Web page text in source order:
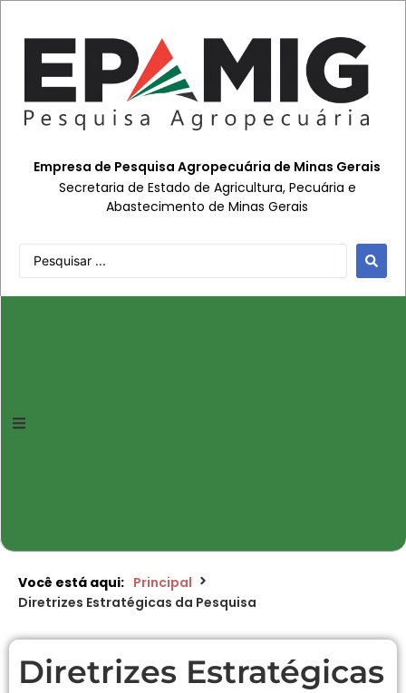
Empresa de Pesquisa Agropecuária de Minas Gerais
Secretaria de Estado de Agricultura, Pecuária e
Abastecimento de Minas Gerais
Você está aqui: Principal
Diretrizes Estratégicas da Pesquisa
Diretrizes Estratégicas